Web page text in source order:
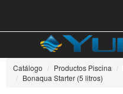
Catálogo Productos Piscina
Bonaqua Starter (5 litros)